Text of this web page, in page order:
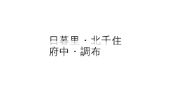
日暮里・北千住
府中・調布